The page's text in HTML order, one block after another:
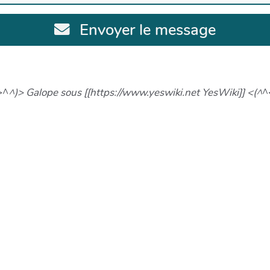
Envoyer le message
^)> Galope sous [[https://www.yeswiki.net YesWiki]] <(^